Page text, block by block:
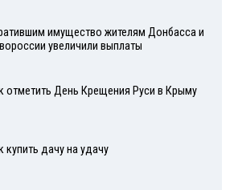
имущество жителям Донбасса и
увеличили выплаты
отметить День Крещения Руси в Крыму
купить дачу на удачу